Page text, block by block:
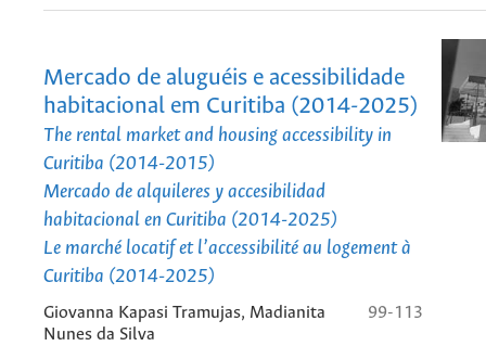
Mercado de aluguéis e acessibilidade
habitacional em Curitiba (2014-2025)
The rental market and housing accessibility in
Curitiba (2014-2015)
Mercado de alquileres y accesibilidad
habitacional en Curitiba (2014-2025)
Le marché locatif et l’accessibilité au logement à
Curitiba (2014-2025)
Giovanna Kapasi Tramujas, Madianita
Nunes da Silva
99-113